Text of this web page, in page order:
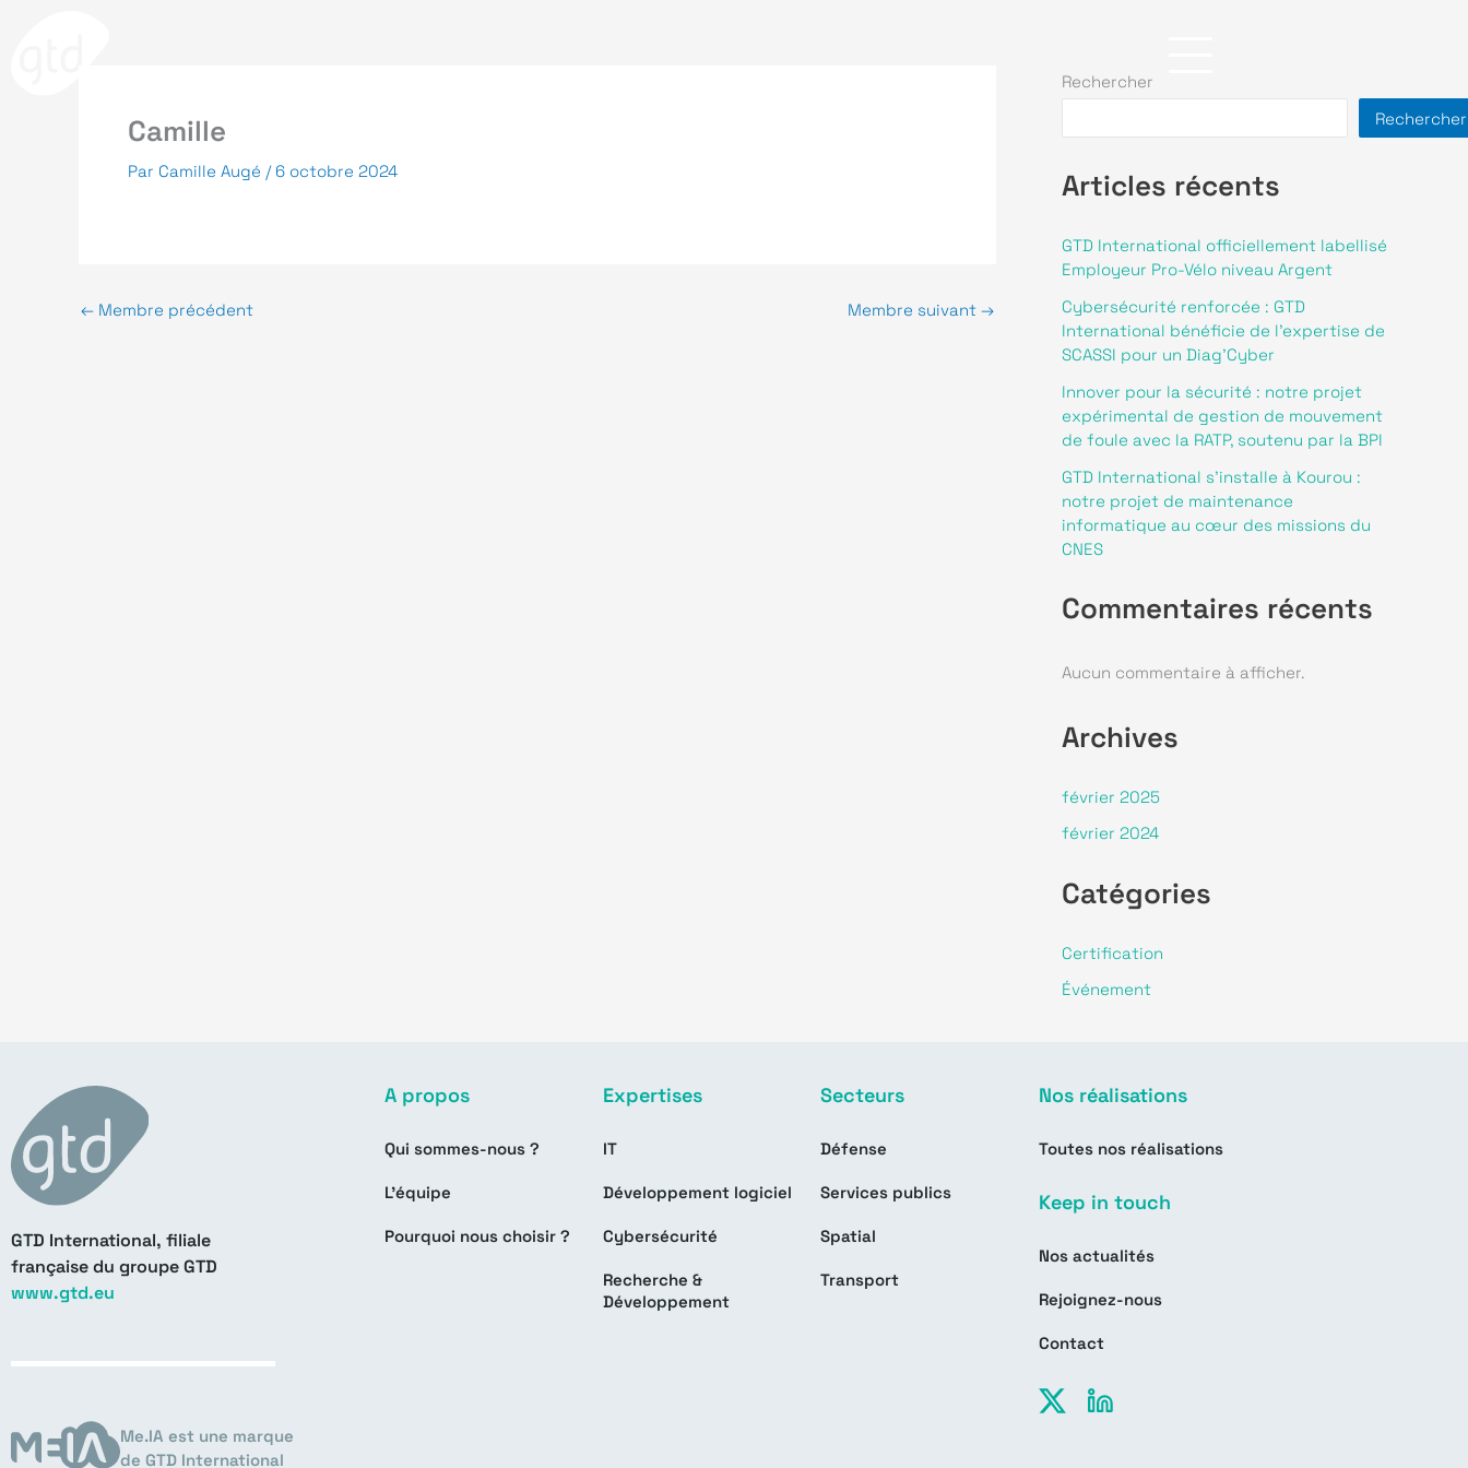
Contact
Camille
Par Camille Augé / 6 octobre 2024
← Membre précédent Membre suivant →
Rechercher
Rechercher
Articles récents
GTD International officiellement labellisé
Employeur Pro-Vélo niveau Argent
Cybersécurité renforcée : GTD
International bénéficie de l’expertise de
SCASSI pour un Diag’Cyber
Innover pour la sécurité : notre projet
expérimental de gestion de mouvement
de foule avec la RATP, soutenu par la BPI
GTD International s’installe à Kourou :
notre projet de maintenance
informatique au cœur des missions du
CNES
Commentaires récents
Aucun commentaire à afficher.
Archives
février 2025
février 2024
Catégories
Certification
Événement
GTD International, filiale
française du groupe GTD
www.gtd.eu
Me.IA est une marque
de GTD International
A propos
Qui sommes-nous ?
L’équipe
Pourquoi nous choisir ?
Expertises
IT
Développement logiciel
Cybersécurité
Recherche &
Développement
Secteurs
Défense
Services publics
Spatial
Transport
Nos réalisations
Toutes nos réalisations
Keep in touch
Nos actualités
Rejoignez-nous
Contact
X